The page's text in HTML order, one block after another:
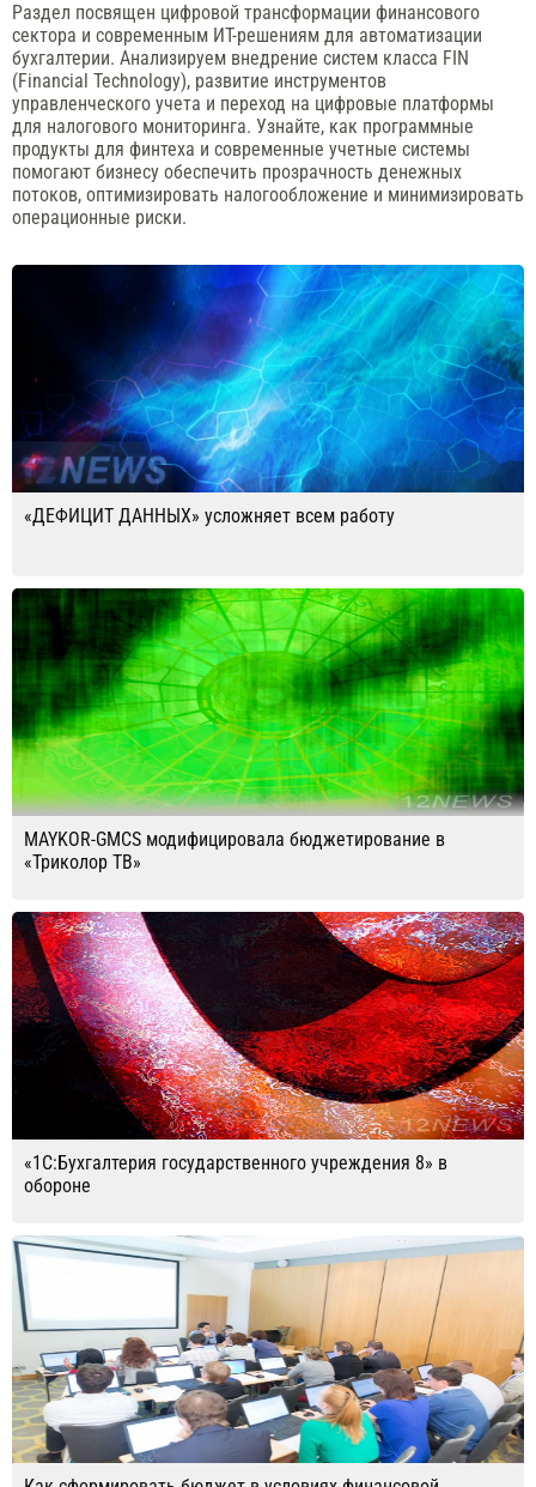
Раздел посвящен цифровой трансформации финансового
сектора и современным ИТ-решениям для автоматизации
бухгалтерии. Анализируем внедрение систем класса FIN
(Financial Technology), развитие инструментов
управленческого учета и переход на цифровые платформы
для налогового мониторинга. Узнайте, как программные
продукты для финтеха и современные учетные системы
помогают бизнесу обеспечить прозрачность денежных
потоков, оптимизировать налогообложение и минимизировать
операционные риски.
«ДЕФИЦИТ ДАННЫХ» усложняет всем работу
MAYKOR-GMCS модифицировала бюджетирование в
«Триколор ТВ»
«1С:Бухгалтерия государственного учреждения 8» в
обороне